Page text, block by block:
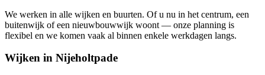
We werken in alle wijken en buurten. Of u nu in het centrum, een
buitenwijk of een nieuwbouwwijk woont — onze planning is
flexibel en we komen vaak al binnen enkele werkdagen langs.
Wijken in Nijeholtpade